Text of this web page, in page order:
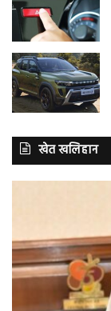
खेत खलिहान